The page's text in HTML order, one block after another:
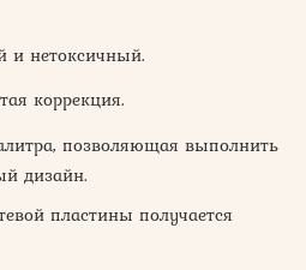
и нетоксичный.
коррекция.
позволяющая выполнить
дизайн.
пластины получается